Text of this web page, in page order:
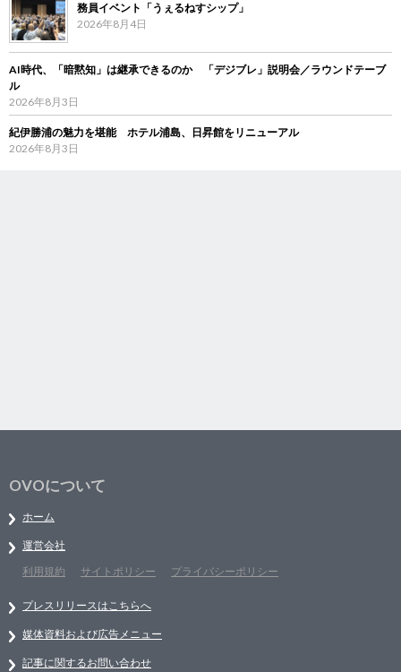
務員イベント「うぇるねすシップ」
2026年8月4日
AI時代、「暗黙知」は継承できるのか 「デジブレ」説明会／ラウンドテーブ
ル
2026年8月3日
紀伊勝浦の魅力を堪能 ホテル浦島、日昇館をリニューアル
2026年8月3日
OVOについて
ホーム
運営会社
利用規約
サイトポリシー プライバシーポリシー
プレスリリースはこちらへ
媒体資料および広告メニュー
記事に関するお問い合わせ